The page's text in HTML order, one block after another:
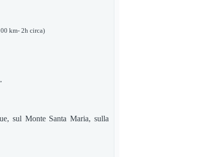
km- 2h circa)
sul Monte Santa Maria, sulla